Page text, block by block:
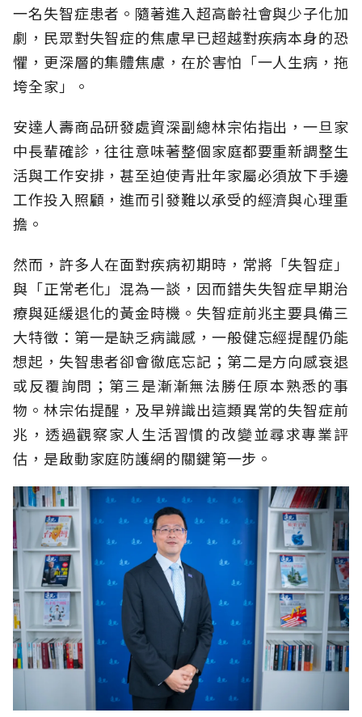
一名失智症患者。隨著進入超高齡社會與少子化加
劇，民眾對失智症的焦慮早已超越對疾病本身的恐
懼，更深層的集體焦慮，在於害怕「一人生病，拖
垮全家」。
安達人壽商品研發處資深副總林宗佑指出，一旦家
中長輩確診，往往意味著整個家庭都要重新調整生
活與工作安排，甚至迫使青壯年家屬必須放下手邊
工作投入照顧，進而引發難以承受的經濟與心理重
擔。
然而，許多人在面對疾病初期時，常將「失智症」
與「正常老化」混為一談，因而錯失失智症早期治
療與延緩退化的黃金時機。失智症前兆主要具備三
大特徵：第一是缺乏病識感，一般健忘經提醒仍能
想起，失智患者卻會徹底忘記；第二是方向感衰退
或反覆詢問；第三是漸漸無法勝任原本熟悉的事
物。林宗佑提醒，及早辨識出這類異常的失智症前
兆，透過觀察家人生活習慣的改變並尋求專業評
估，是啟動家庭防護網的關鍵第一步。